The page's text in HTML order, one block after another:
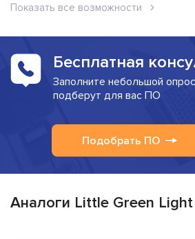
Показать все возможности
Бесплатная
Заполните небольшой
подберут для вас ПО
Подобрать ПО
Аналоги Little Green Light